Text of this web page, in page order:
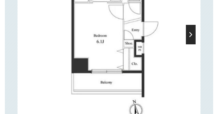
TVモニターつきオートロック・宅配ボックス完備。
24時間利用可のゴミ置き場もございます。
「ヴェルト湯島」は春日通りから少し奥に入った位置に建っており、
近隣にはコンビニや飲食店、ディスカウントストア「ドン・キホーテ」
「恩賜上野公園」がございます！